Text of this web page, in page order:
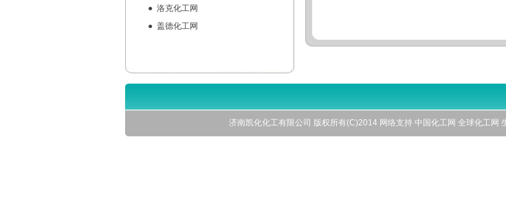
● 洛克化工网
● 盖德化工网
济南凯化化工有限公司 版权所有(C)2014 网络支持 中国化工网 全球化工网